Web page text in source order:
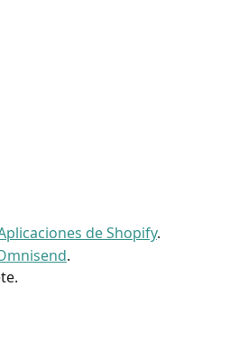
de Shopify.
.